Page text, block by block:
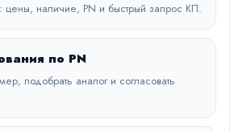
цены, наличие, PN и быстрый запрос КП.
по PN
подобрать аналог и согласовать